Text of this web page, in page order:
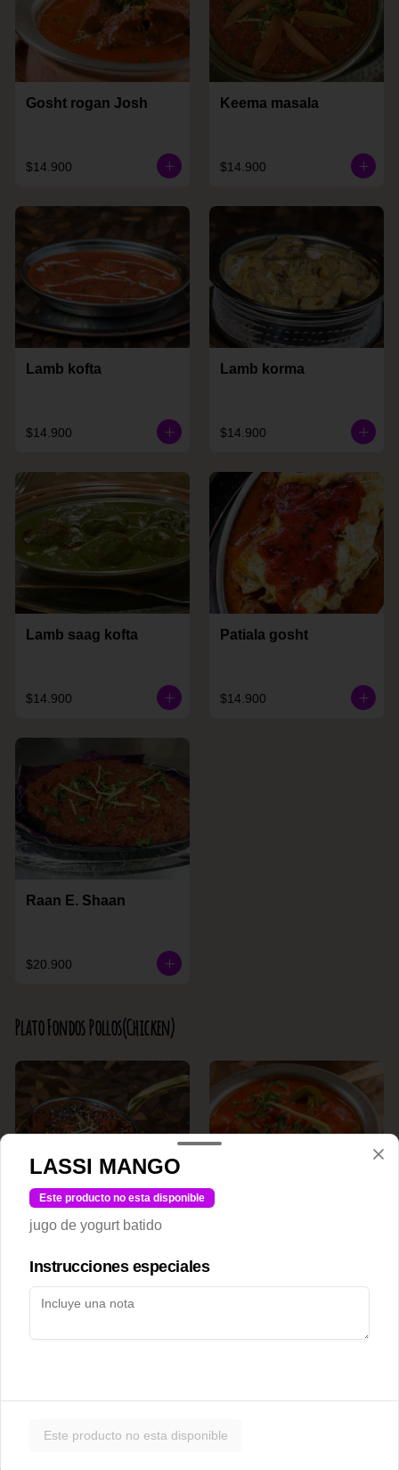
Gosht rogan Josh
$14.900
Keema masala
$14.900
Lamb kofta
$14.900
Lamb korma
$14.900
Lamb saag kofta
$14.900
Patiala gosht
$14.900
Raan E. Shaan
$20.900
Plato Fondos Pollos(Chicken)
Achari chicken
$12.500 $12.500
LASSI MANGO
Este producto no esta disponible
jugo de yogurt batido
Instrucciones especiales
Este producto no esta disponible